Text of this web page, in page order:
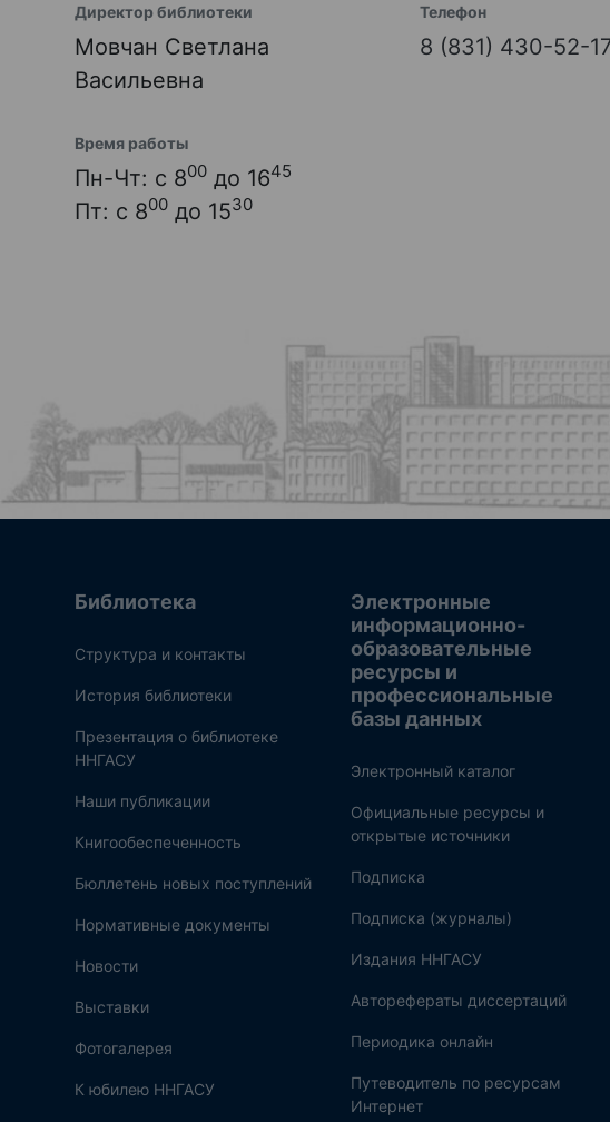
Директор библиотеки
Мовчан Светлана
Васильевна
Телефон
8 (831) 430-52-
Время работы
Пн-Чт: с 800 до 1645
Пт: с 800 до 1530
Библиотека
Структура и контакты
История библиотеки
Презентация о библиотеке
ННГАСУ
Наши публикации
Книгообеспеченность
Бюллетень новых поступлений
Нормативные документы
Новости
Выставки
Фотогалерея
К юбилею ННГАСУ
Электронные
информационно-
образовательные
ресурсы и
профессиональные
базы данных
Электронный каталог
Официальные ресурсы и
открытые источники
Подписка
Подписка (журналы)
Издания ННГАСУ
Авторефераты диссертаций
Периодика онлайн
Путеводитель по ресурсам
Интернет